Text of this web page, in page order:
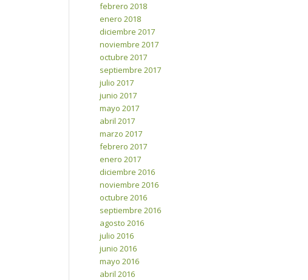
febrero 2018
enero 2018
diciembre 2017
noviembre 2017
octubre 2017
septiembre 2017
julio 2017
junio 2017
mayo 2017
abril 2017
marzo 2017
febrero 2017
enero 2017
diciembre 2016
noviembre 2016
octubre 2016
septiembre 2016
agosto 2016
julio 2016
junio 2016
mayo 2016
abril 2016